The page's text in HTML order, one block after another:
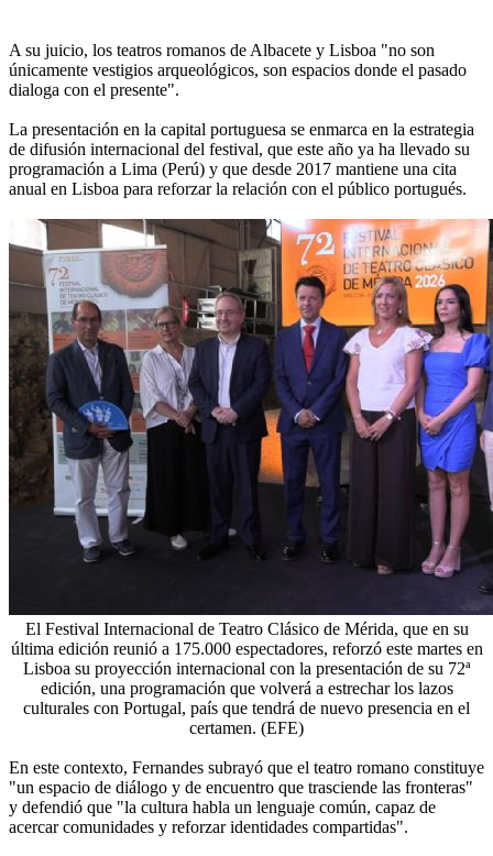
A su juicio, los teatros romanos de Albacete y Lisboa "no son
únicamente vestigios arqueológicos, son espacios donde el pasado
dialoga con el presente".
La presentación en la capital portuguesa se enmarca en la estrategia
de difusión internacional del festival, que este año ya ha llevado su
programación a Lima (Perú) y que desde 2017 mantiene una cita
anual en Lisboa para reforzar la relación con el público portugués.
El Festival Internacional de Teatro Clásico de Mérida, que en su
última edición reunió a 175.000 espectadores, reforzó este martes en
Lisboa su proyección internacional con la presentación de su 72ª
edición, una programación que volverá a estrechar los lazos
culturales con Portugal, país que tendrá de nuevo presencia en el
certamen. (EFE)
En este contexto, Fernandes subrayó que el teatro romano constituye
"un espacio de diálogo y de encuentro que trasciende las fronteras"
y defendió que "la cultura habla un lenguaje común, capaz de
acercar comunidades y reforzar identidades compartidas".